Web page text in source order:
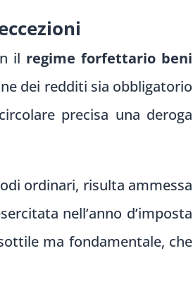
il regime forfettario beni
dei redditi sia obbligatorio
precisa una deroga
ordinari, risulta ammessa
nell’anno d’imposta
ma fondamentale, che